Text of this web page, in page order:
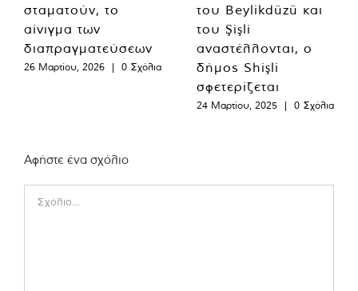
σταματούν, το
αίνιγμα των
διαπραγματεύσεων
26 Μαρτίου, 2026 | 0 Σχόλια
του Beylikdüzü και
του Şişli
αναστέλλονται, ο
δήμος Shişli
σφετερίζεται
24 Μαρτίου, 2025 | 0 Σχόλια
Αφήστε ένα σχόλιο